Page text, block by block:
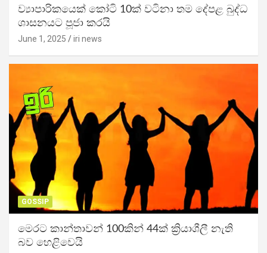
ව්‍යාපාරිකයෙක් කෝටි 10ක් වටිනා තම දේපළ බුද්ධ
ශාසනයට පූජා කරයි
June 1, 2025 iri news
GOSSIP
මෙරට කාන්තාවන් 100කින් 44ක් ක්‍රියාශීලී නැති
බව හෙළිවෙයි